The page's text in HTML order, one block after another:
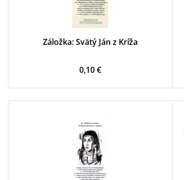
Záložka: Svätý Ján z Kríža
0,10 €